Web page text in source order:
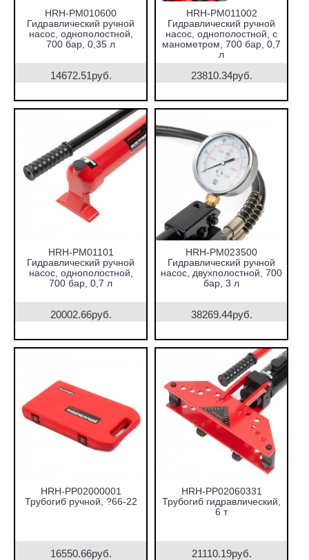
HRH-PM010600
Гидравлический ручной
насос, однополостной,
700 бар, 0,35 л
14672.51руб.
HRH-PM011002
Гидравлический ручной
насос, однополостной, с
манометром, 700 бар, 0,7
л
23810.34руб.
HRH-PM01101
Гидравлический ручной
насос, однополостной,
700 бар, 0,7 л
20002.66руб.
HRH-PM023500
Гидравлический ручной
насос, двухполостной, 700
бар, 3 л
38269.44руб.
HRH-PP02000001
Трубогиб ручной, ?66-22
16550.66руб.
HRH-PP02060331
Трубогиб гидравлический,
6 т
21110.19руб.